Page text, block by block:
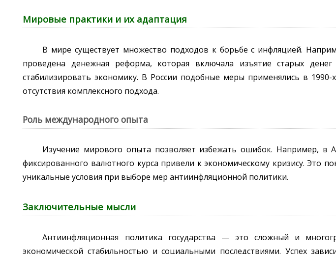
Мировые практики и их адаптация
В мире существует множество подходов к борьбе с инфляцией.
проведена денежная реформа, которая включала изъятие старых
стабилизировать экономику. В России подобные меры применялись в
отсутствия комплексного подхода.
Роль международного опыта
Изучение мирового опыта позволяет избежать ошибок. Например,
фиксированного валютного курса привели к экономическому кризису. Это
уникальные условия при выборе мер антиинфляционной политики.
Заключительные мысли
Антиинфляционная политика государства — это сложный и
экономической стабильностью и социальными последствиями. Успех